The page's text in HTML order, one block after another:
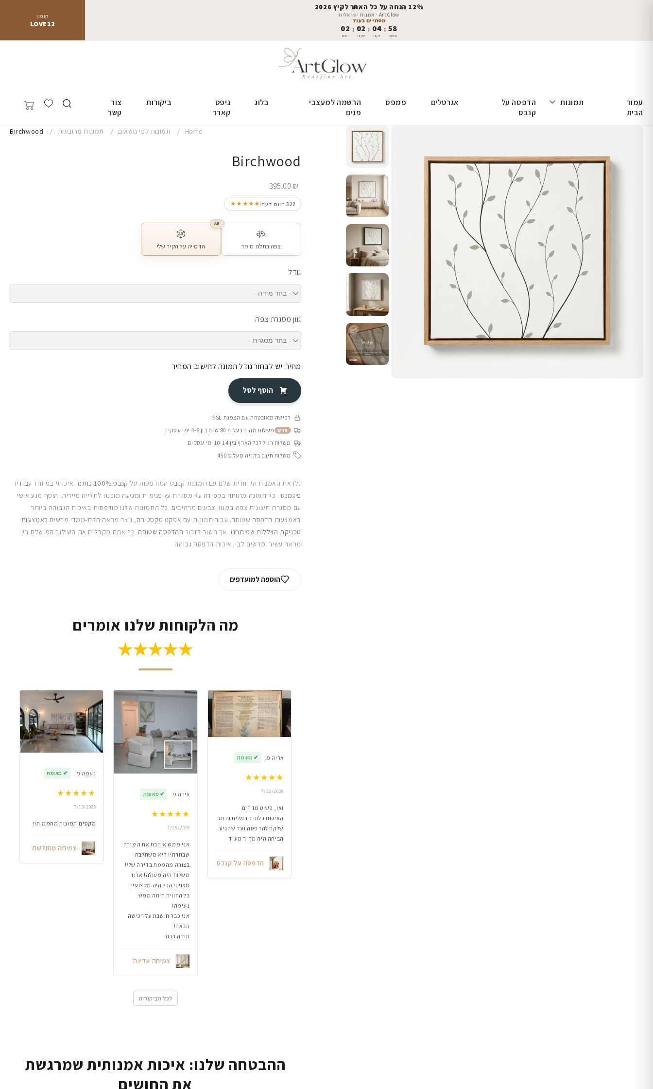
קופון
LOVE12
12% הנחה על כל האתר לקיץ 2026
ArtGlow - אמנות ישראלית
מסתיים בעוד
02
ימים
: 02
שעות
: 04
דקות
: 57
שניות
עמוד
הבית
תמונות
הדפסה על
קנבס
אגרטלים פמפס
הרשמה למעצבי
פנים
בלוג
גיפט
קארד
ביקורות
צור
קשר
Home תמונות לפי נושאים תמונות מרובעות Birchwood
Birchwood
395.00 ₪
★★★★★ 322 חוות דעת
צפה בתלת מימד
AR
הדמייה על הקיר שלי
גודל
גוון מסגרת צפה
מחיר: יש לבחור גודל תמונה לחישוב המחיר
הוסף לסל
רכישה מאובטחת עם הצפנת SSL
חדש משלוח מהיר בעלות 80 ש״ח בין 4-8 ימי עסקים
משלוח רגיל לכל הארץ בין 10-14 ימי עסקים
משלוח חינם בקניה מעל 450₪
גלו את האמנות הייחודית שלנו עם תמונות קנבס המודפסות על קנבס 100% כותנה איכותי במיוחד עם דיו
פיגמנטי. כל תמונה מתוחה בקפידה על מסגרת עץ פנימית ומגיעה מוכנה לתלייה מיידית. הוסף מגע אישי
עם מסגרת חיצונית צפה במגוון צבעים מרהיבים. כל התמונות שלנו מודפסות באיכות הגבוהה ביותר
באמצעות הדפסה שטוחה. עבור תמונות עם אפקט טקסטורה, נוצר מראה תלת-ממדי מרשים באמצעות
טכניקת הצללות שפיתחנו, אך חשוב לזכור ההדפסה שטוחה. כך אתם מקבלים את השילוב המושלם בין
מראה עשיר ומרשים לבין איכות הדפסה גבוהה.
הוספה למועדפים
מה הלקוחות שלנו אומרים
★★★★★
אריה פ. ✔ מאומת
★★★★★
7/22/2026
ואו, פשוט מדהים
האיכות בלתי נורמלית והזמן
שלקח להדפסה ועד שהגיע
הביתה היה מהיר מעוד
הדפסה על קנבס
אירה פ. ✔ מאומת
★★★★★
7/15/2026
אני ממש אוהבת את היצירה
שבחרתי! היא משתלבת
בצורה מהממת בדירה שלי!
משלוח היה מעולה! ארוז
מצויין! הכל היה מקצועי!
כל החוויה היתה ממש
נעימה!
אני כבר חושבת על רכישה
הבאה!
תודה רבה
צמיחה עדינה
נעמה מ. ✔ מאומת
★★★★★
7/13/2026
מקסים.תמונות מהממות!!
צמיחה מחודשת
לכל הביקורות
ההבטחה שלנו: איכות אמנותית שמרגשת
את החושים